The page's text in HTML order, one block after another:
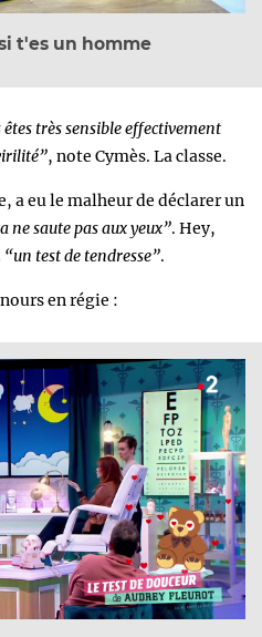
t'es un homme
êtes très sensible effectivement
, note Cymès. La classe.
a eu le malheur de déclarer un
ne saute pas aux yeux”. Hey,
“un test de tendresse”.
en régie :